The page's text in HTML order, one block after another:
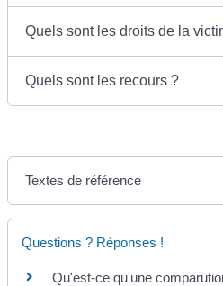
Quels sont les droits de la
Quels sont les recours ?
Textes de référence
Questions ? Réponses !
Qu'est-ce qu'une